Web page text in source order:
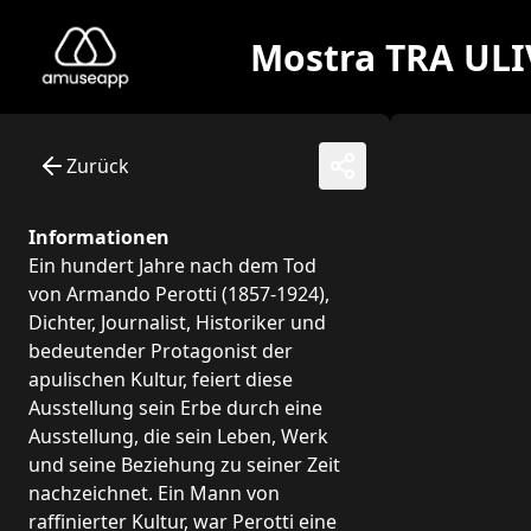
Diese allgemeine Route für ein erwachsenes Publikum ist
Museum: Mostra TRA ULIVI E MARE - Alla scoperta di
Armando Perotti (1865-1924) lebte in einer Zeit großer
Die Familie Perotti
Camillo Gaetano Perotti, aus einer alten Adelsfamilie
Die Familie Miani, ursprünglich aus Venetien stammend,
Armandos Studien
In Bari schloss Armando Perotti seine ersten Studien ab
Der Intellektuelle
Im ersten Jahrzehnt des 20. Jahrhunderts zog Perotti für
Liebe zu Apulien
Auf der Suche nach einer kulturellen Heimat reiste
Erinnerung und Identität
Armando Perotti war ein Hüter des historischen
Aufrichtigkeit
In den Briefen und Postkarten von Armando Perotti tritt
Zurück
Informationen
Ein hundert Jahre nach dem Tod
von Armando Perotti (1857-1924),
Dichter, Journalist, Historiker und
bedeutender Protagonist der
apulischen Kultur, feiert diese
Ausstellung sein Erbe durch eine
Ausstellung, die sein Leben, Werk
und seine Beziehung zu seiner Zeit
nachzeichnet. Ein Mann von
raffinierter Kultur, war Perotti eine